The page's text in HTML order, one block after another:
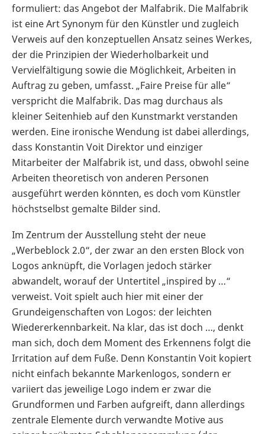
formuliert: das Angebot der Malfabrik. Die Malfabrik
ist eine Art Synonym für den Künstler und zugleich
Verweis auf den konzeptuellen Ansatz seines Werkes,
der die Prinzipien der Wiederholbarkeit und
Vervielfältigung sowie die Möglichkeit, Arbeiten in
Auftrag zu geben, umfasst. „Faire Preise für alle“
verspricht die Malfabrik. Das mag durchaus als
kleiner Seitenhieb auf den Kunstmarkt verstanden
werden. Eine ironische Wendung ist dabei allerdings,
dass Konstantin Voit Direktor und einziger
Mitarbeiter der Malfabrik ist, und dass, obwohl seine
Arbeiten theoretisch von anderen Personen
ausgeführt werden könnten, es doch vom Künstler
höchstselbst gemalte Bilder sind.
Im Zentrum der Ausstellung steht der neue
„Werbeblock 2.0“, der zwar an den ersten Block von
Logos anknüpft, die Vorlagen jedoch stärker
abwandelt, worauf der Untertitel „inspired by …“
verweist. Voit spielt auch hier mit einer der
Grundeigenschaften von Logos: der leichten
Wiedererkennbarkeit. Na klar, das ist doch …, denkt
man sich, doch dem Moment des Erkennens folgt die
Irritation auf dem Fuße. Denn Konstantin Voit kopiert
nicht einfach bekannte Markenlogos, sondern er
variiert das jeweilige Logo indem er zwar die
Grundformen und Farben aufgreift, dann allerdings
zentrale Elemente durch verwandte Motive aus